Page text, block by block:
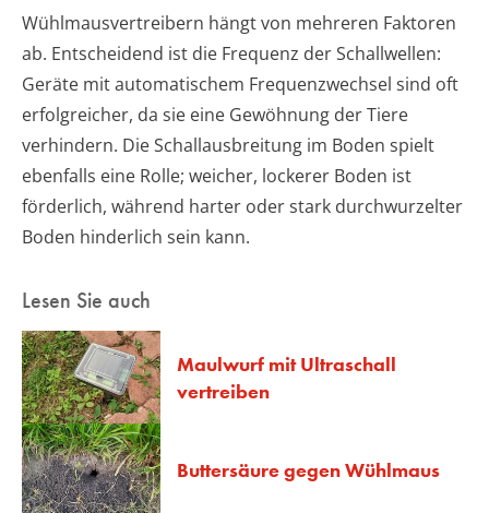
Wühlmausvertreibern hängt von mehreren Faktoren
ab. Entscheidend ist die Frequenz der Schallwellen:
Geräte mit automatischem Frequenzwechsel sind oft
erfolgreicher, da sie eine Gewöhnung der Tiere
verhindern. Die Schallausbreitung im Boden spielt
ebenfalls eine Rolle; weicher, lockerer Boden ist
förderlich, während harter oder stark durchwurzelter
Boden hinderlich sein kann.
Lesen Sie auch
Maulwurf mit Ultraschall
vertreiben
Buttersäure gegen Wühlmaus